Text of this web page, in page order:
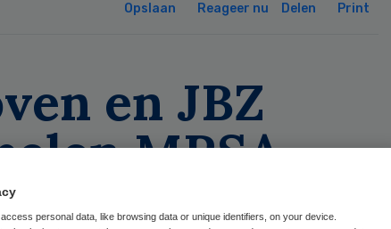
Opslaan Reageer nu Delen Print
en JBZ
MRSA-
personal data, like browsing data or unique identifiers, on your device.